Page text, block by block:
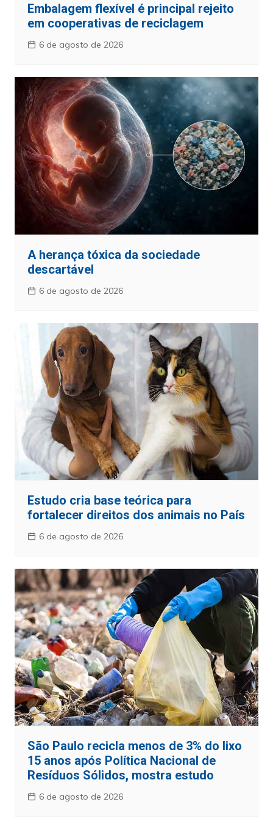
Embalagem flexível é principal rejeito
em cooperativas de reciclagem
6 de agosto de 2026
A herança tóxica da sociedade
descartável
6 de agosto de 2026
Estudo cria base teórica para
fortalecer direitos dos animais no País
6 de agosto de 2026
São Paulo recicla menos de 3% do lixo
15 anos após Política Nacional de
Resíduos Sólidos, mostra estudo
6 de agosto de 2026